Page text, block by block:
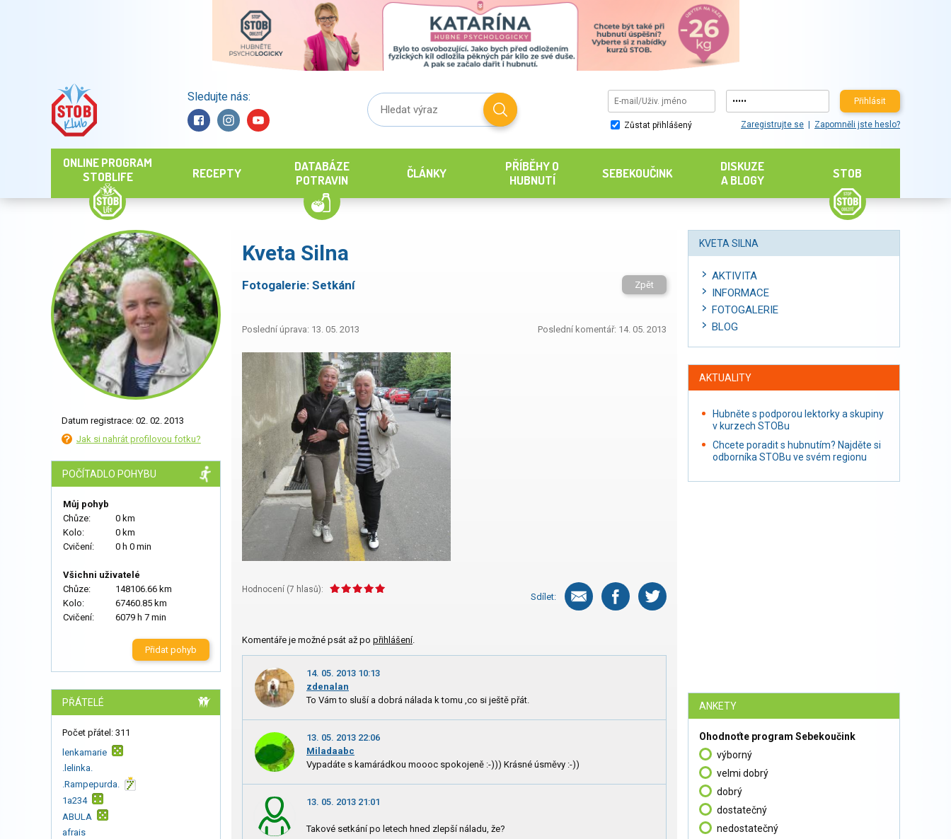
Sledujte nás: Přihlásit
Zůstat přihlášený Zaregistrujte se Zapomněli jste heslo?
ONLINE PROGRAM
STOBLIFE
RECEPTY
DATABÁZE
POTRAVIN
ČLÁNKY
PŘÍBĚHY O
HUBNUTÍ
SEBEKOUČINK
DISKUZE
A BLOGY
STOB
Datum registrace: 02. 02. 2013
Jak si nahrát profilovou fotku?
POČÍTADLO POHYBU
Můj pohyb
Chůze:
0 km
Kolo:
0 km
Cvičení:
0 h 0 min
Všichni uživatelé
Chůze:
148106.66 km
Kolo:
67460.85 km
Cvičení:
6079 h 7 min
Přidat pohyb
PŘÁTELÉ
Počet přátel: 311
lenkamarie
.lelinka.
.Rampepurda.
1a234
ABULA
afrais
Kveta Silna
Fotogalerie: Setkání Zpět
Poslední úprava: 13. 05. 2013 Poslední komentář: 14. 05. 2013
Hodnocení (7 hlasů):
Sdílet:
Komentáře je možné psát až po přihlášení.
14. 05. 2013 10:13
zdenalan
To Vám to sluší a dobrá nálada k tomu ,co si ještě přát.
13. 05. 2013 22:06
Miladaabc
Vypadáte s kamárádkou moooc spokojeně :-))) Krásné úsměvy :-))
13. 05. 2013 21:01
Takové setkání po letech hned zlepší náladu, že?
KVETA SILNA
AKTIVITA
INFORMACE
FOTOGALERIE
BLOG
AKTUALITY
Hubněte s podporou lektorky a skupiny
v kurzech STOBu
Chcete poradit s hubnutím? Najděte si
odborníka STOBu ve svém regionu
ANKETY
Ohodnoťte program Sebekoučink
výborný
velmi dobrý
dobrý
dostatečný
nedostatečný